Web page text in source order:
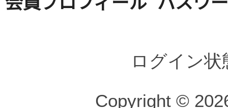
ログイン
Copyright ©